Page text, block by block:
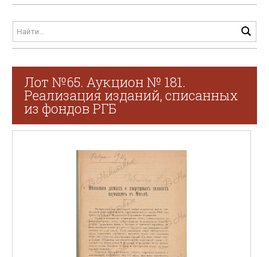
Лот №65. Аукцион № 181.
Реализация изданий, списанных
из фондов РГБ